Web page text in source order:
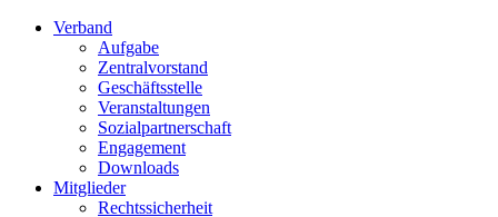
Verband
Aufgabe
Zentralvorstand
Geschäftsstelle
Veranstaltungen
Sozialpartnerschaft
Engagement
Downloads
Mitglieder
Rechtssicherheit